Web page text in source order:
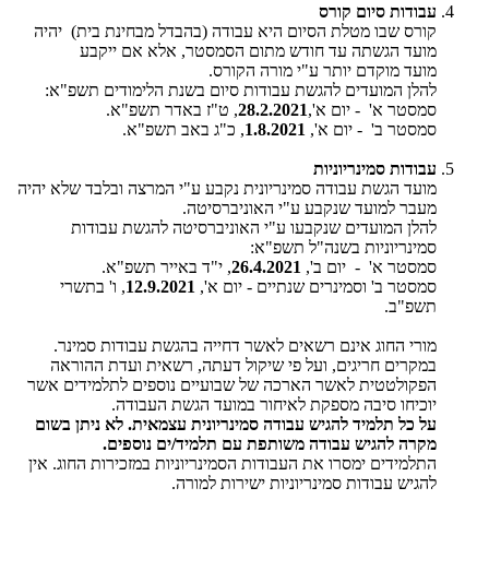
עבודות סיום קורס
קורס שבו מטלת הסיום היא עבודה (בהבדל מבחינת בית) יהיה
מועד הגשתה עד חודש מתום הסמסטר, אלא אם ייקבע
מועד מוקדם יותר ע"י מורה הקורס.
להלן המועדים להגשת עבודות סיום בשנת הלימודים תשפ"א:
סמסטר א' - יום א',28.2.2021, ט"ז באדר תשפ"א.
סמסטר ב' - יום א', 1.8.2021, כ"ג באב תשפ"א.
עבודות סמינריוניות
מועד הגשת עבודה סמינריונית נקבע ע"י המרצה ובלבד שלא יהיה
מעבר למועד שנקבע ע"י האוניברסיטה.
להלן המועדים שנקבעו ע"י האוניברסיטה להגשת עבודות
סמינריוניות בשנה"ל תשפ"א:
סמסטר א' - יום ב', 26.4.2021, י"ד באייר תשפ"א.
סמסטר ב' וסמינרים שנתיים - יום א', 12.9.2021, ו' בתשרי
תשפ"ב.
מורי החוג אינם רשאים לאשר דחייה בהגשת עבודות סמינר.
במקרים חריגים, ועל פי שיקול דעתה, רשאית ועדת ההוראה
הפקולטטית לאשר הארכה של שבועיים נוספים לתלמידים אשר
יוכיחו סיבה מספקת לאיחור במועד הגשת העבודה.
על כל תלמיד להגיש עבודה סמינריונית עצמאית. לא ניתן בשום
מקרה להגיש עבודה משותפת עם תלמיד/ים נוספים.
​​התלמידים ימסרו את העבודות הסמינריוניות במזכירות החוג. אין
להגיש עבודות סמינריוניות ישירות למורה.